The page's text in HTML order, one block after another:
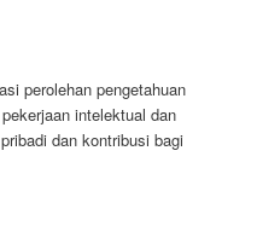
perolehan pengetahuan
intelektual dan
dan kontribusi bagi